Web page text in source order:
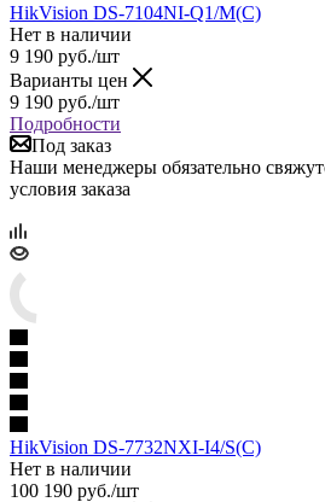
HikVision DS-7104NI-Q1/M(C)
Нет в наличии
9 190 руб./шт
Варианты цен
9 190 руб./шт
Подробности
Под заказ
Наши менеджеры обязательно
условия заказа
HikVision DS-7732NXI-I4/S(C)
Нет в наличии
100 190 руб./шт